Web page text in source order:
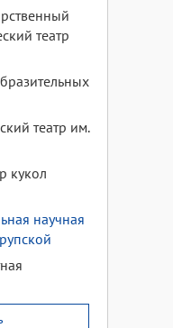
театр
театр им.
кукол
научная